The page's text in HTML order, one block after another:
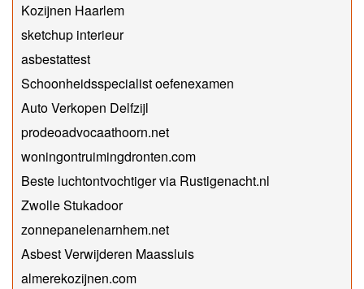
Kozijnen Haarlem
sketchup interieur
asbestattest
Schoonheidsspecialist oefenexamen
Auto Verkopen Delfzijl
prodeoadvocaathoorn.net
woningontruimingdronten.com
Beste luchtontvochtiger via Rustigenacht.nl
Zwolle Stukadoor
zonnepanelenarnhem.net
Asbest Verwijderen Maassluis
almerekozijnen.com